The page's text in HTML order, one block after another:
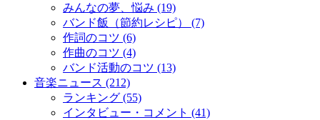
みんなの夢、悩み (19)
バンド飯（節約レシピ） (7)
作詞のコツ (6)
作曲のコツ (4)
バンド活動のコツ (13)
音楽ニュース (212)
ランキング (55)
インタビュー・コメント (41)